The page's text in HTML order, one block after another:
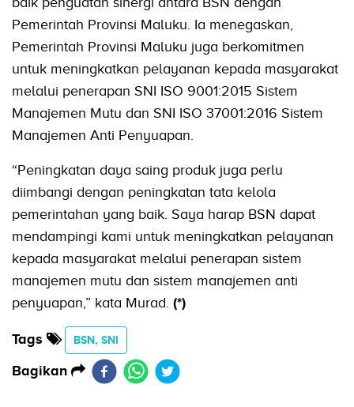
Pemerintah Provinsi Maluku. Ia menegaskan,
Pemerintah Provinsi Maluku juga berkomitmen
untuk meningkatkan pelayanan kepada masyarakat
melalui penerapan SNI ISO 9001:2015 Sistem
Manajemen Mutu dan SNI ISO 37001:2016 Sistem
Manajemen Anti Penyuapan.
“Peningkatan daya saing produk juga perlu
diimbangi dengan peningkatan tata kelola
pemerintahan yang baik. Saya harap BSN dapat
mendampingi kami untuk meningkatkan pelayanan
kepada masyarakat melalui penerapan sistem
manajemen mutu dan sistem manajemen anti
penyuapan,” kata Murad. (*)
Tags BSN, SNI
Bagikan